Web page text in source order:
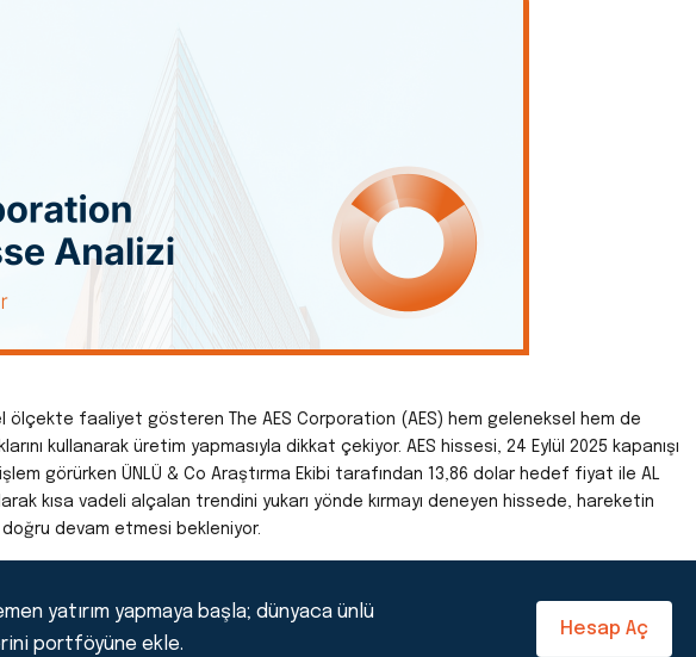
ölçekte faaliyet gösteren The AES Corporation (AES) hem geleneksel hem de
kullanarak üretim yapmasıyla dikkat çekiyor. AES hissesi, 24 Eylül 2025 kapanışı
görürken ÜNLÜ & Co Araştırma Ekibi tarafından 13,86 dolar hedef fiyat ile AL
kısa vadeli alçalan trendini yukarı yönde kırmayı deneyen hissede, hareketin
devam etmesi bekleniyor.
yatırım yapmaya başla; dünyaca ünlü
portföyüne ekle.
Hesap Aç